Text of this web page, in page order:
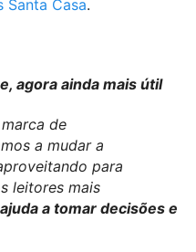
Santa Casa.
agora ainda mais útil
de
a mudar a
para
leitores mais
a tomar decisões e